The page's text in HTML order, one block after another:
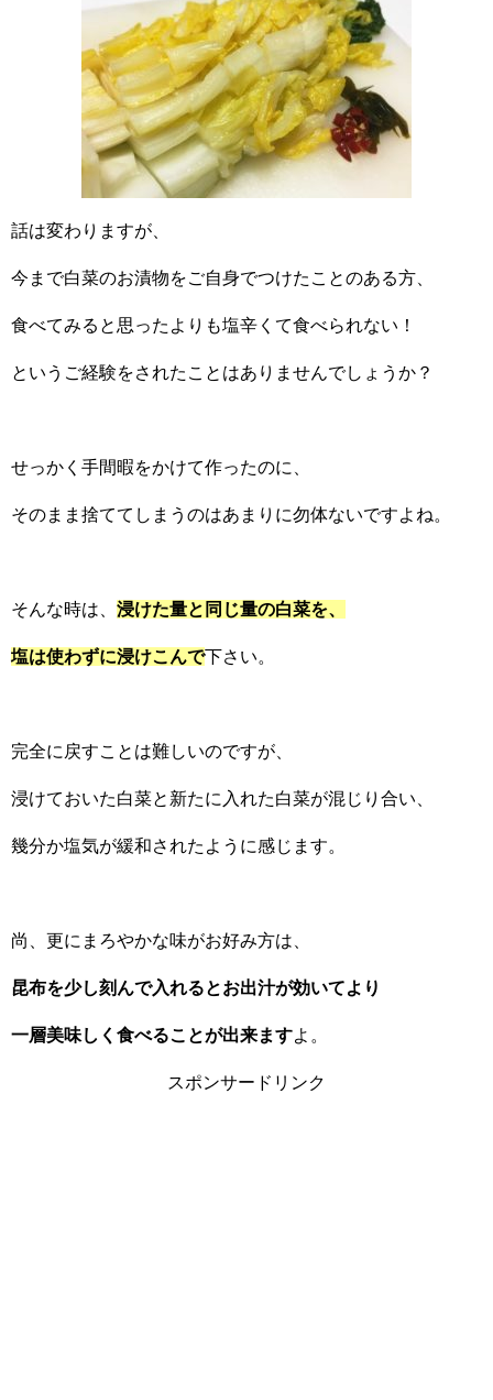
話は変わりますが、
今まで白菜のお漬物をご自身でつけたことのある方、
食べてみると思ったよりも塩辛くて食べられない！
というご経験をされたことはありませんでしょうか？
せっかく手間暇をかけて作ったのに、
そのまま捨ててしまうのはあまりに勿体ないですよね。
そんな時は、 浸けた量と同じ量の白菜を、
塩は使わずに浸けこんで下さい。
完全に戻すことは難しいのですが、
浸けておいた白菜と新たに入れた白菜が混じり合い、
幾分か塩気が緩和されたように感じます。
尚、更にまろやかな味がお好み方は、
昆布を少し刻んで入れるとお出汁が効いてより
一層美味しく食べることが出来ますよ。
スポンサードリンク